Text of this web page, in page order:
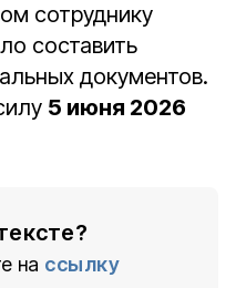
сотруднику
составить
документов.
5 июня 2026
на ссылку